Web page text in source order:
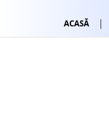
ACASĂ